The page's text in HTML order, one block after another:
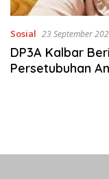
Sosial 23 September
DP3A Kalbar
Persetubuhan